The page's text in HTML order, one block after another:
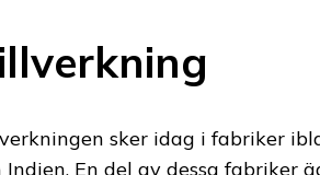
sker idag i fabriker
Indien. En del av dessa fabriker